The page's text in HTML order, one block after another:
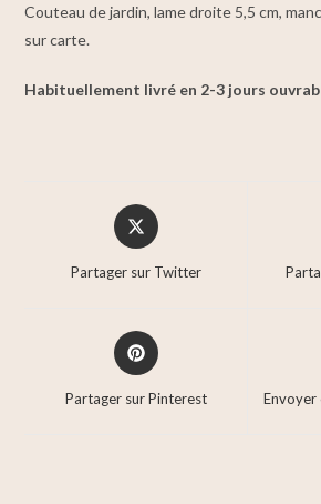
Couteau de jardin, lame droite 5,5 cm,
sur carte.
Habituellement livré en 2-3 jours
Partager sur Twitter
Partager sur Pinterest Envoyer